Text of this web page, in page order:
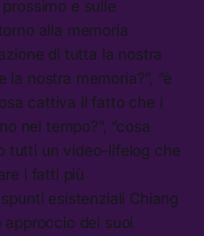
e sulle
alla memoria
di tutta la nostra
nostra memoria?”, “è
cattiva il fatto che i
nel tempo?”, “cosa
tutti un video-lifelog che
i fatti più
esistenziali Chiang
dei suoi